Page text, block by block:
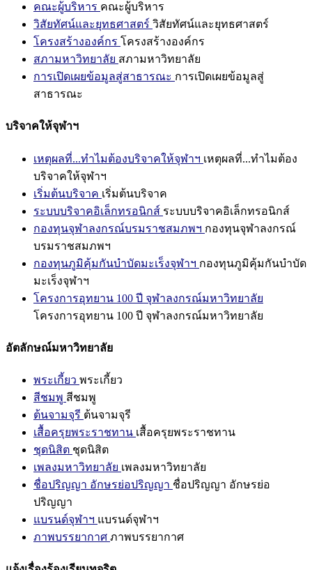
คณะผู้บริหาร คณะผู้บริหาร
วิสัยทัศน์และยุทธศาสตร์ วิสัยทัศน์และยุทธศาสตร์
โครงสร้างองค์กร โครงสร้างองค์กร
สภามหาวิทยาลัย สภามหาวิทยาลัย
การเปิดเผยข้อมูลสู่สาธารณะ การเปิดเผยข้อมูลสู่
สาธารณะ
บริจาคให้จุฬาฯ
เหตุผลที่...ทำไมต้องบริจาคให้จุฬาฯ เหตุผลที่...ทำไมต้อง
บริจาคให้จุฬาฯ
เริ่มต้นบริจาค เริ่มต้นบริจาค
ระบบบริจาคอิเล็กทรอนิกส์ ระบบบริจาคอิเล็กทรอนิกส์
กองทุนจุฬาลงกรณ์บรมราชสมภพฯ กองทุนจุฬาลงกรณ์
บรมราชสมภพฯ
กองทุนภูมิคุ้มกันบำบัดมะเร็งจุฬาฯ กองทุนภูมิคุ้มกันบำบัด
มะเร็งจุฬาฯ
โครงการอุทยาน 100 ปี จุฬาลงกรณ์มหาวิทยาลัย
โครงการอุทยาน 100 ปี จุฬาลงกรณ์มหาวิทยาลัย
อัตลักษณ์มหาวิทยาลัย
พระเกี้ยว พระเกี้ยว
สีชมพู สีชมพู
ต้นจามจุรี ต้นจามจุรี
เสื้อครุยพระราชทาน เสื้อครุยพระราชทาน
ชุดนิสิต ชุดนิสิต
เพลงมหาวิทยาลัย เพลงมหาวิทยาลัย
ชื่อปริญญา อักษรย่อปริญญา ชื่อปริญญา อักษรย่อ
ปริญญา
แบรนด์จุฬาฯ แบรนด์จุฬาฯ
ภาพบรรยากาศ ภาพบรรยากาศ